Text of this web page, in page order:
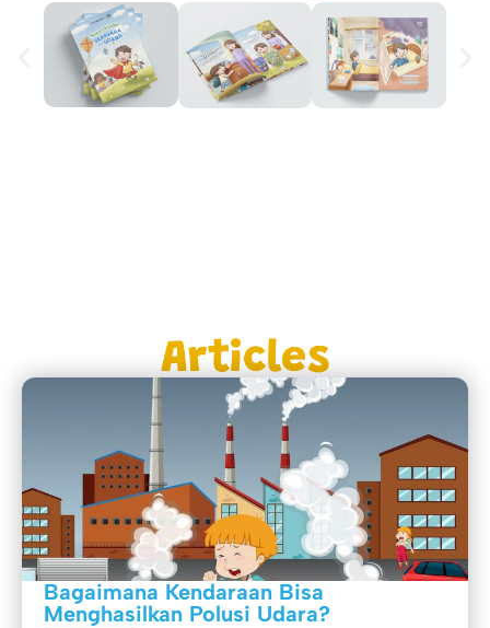
Bagaimana Kendaraan Bisa
Menghasilkan Polusi Udara?